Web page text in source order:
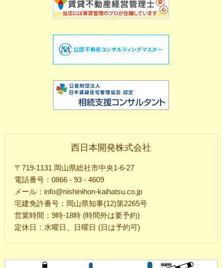
西日本開発株式会社
〒719-1131 岡山県総社市中央1-6-27
電話番号：0866 - 93 - 4609
メール：info@nishinihon-kaihatsu.co.jp
宅建免許番号：岡山県知事(12)第2265号
営業時間：9時-18時 (時間外は要予約)
定休日：水曜日、日曜日 (日は予約可)